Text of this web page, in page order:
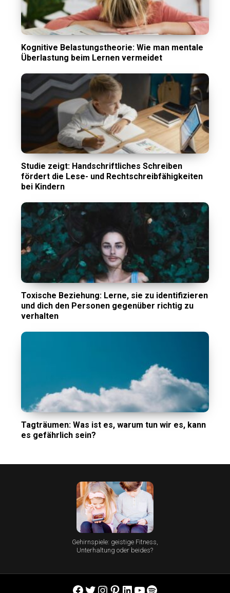
Kognitive Belastungstheorie: Wie man mentale
Überlastung beim Lernen vermeidet
Studie zeigt: Handschriftliches Schreiben
fördert die Lese- und Rechtschreibfähigkeiten
bei Kindern
Toxische Beziehung: Lerne, sie zu identifizieren
und dich den Personen gegenüber richtig zu
verhalten
Tagträumen: Was ist es, warum tun wir es, kann
es gefährlich sein?
Gehirnspiele: geistige Fitness,
Unterhaltung oder beides?